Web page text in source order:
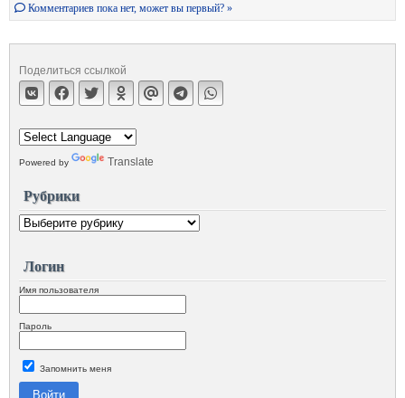
Комментариев пока нет, может вы первый? »
Поделиться ссылкой
Powered by Translate
Рубрики
Логин
Имя пользователя
Пароль
Запомнить меня
Войти